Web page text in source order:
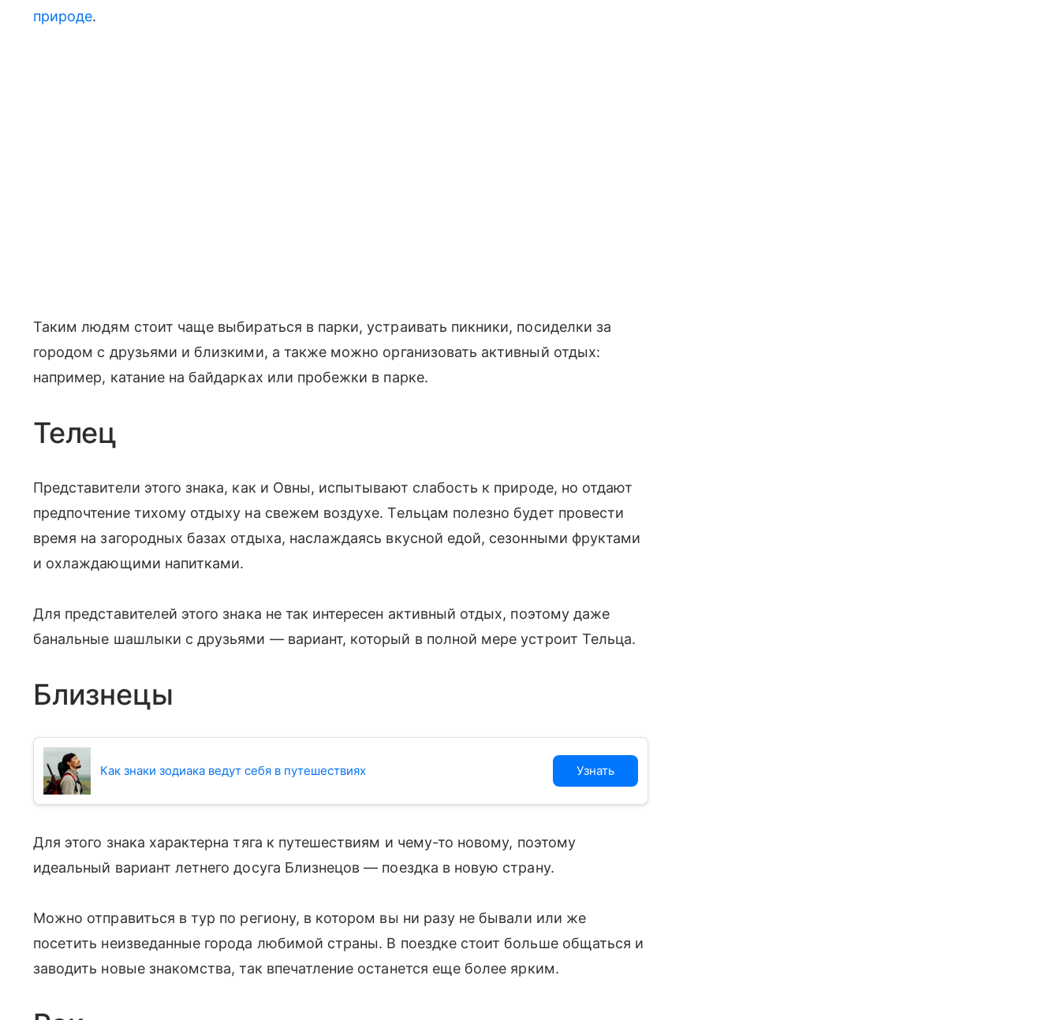
природе.
Таким людям стоит чаще выбираться в парки, устраивать пикники, посиделки за
городом с друзьями и близкими, а также можно организовать активный отдых:
например, катание на байдарках или пробежки в парке.
Телец
Представители этого знака, как и Овны, испытывают слабость к природе, но отдают
предпочтение тихому отдыху на свежем воздухе. Тельцам полезно будет провести
время на загородных базах отдыха, наслаждаясь вкусной едой, сезонными фруктами
и охлаждающими напитками.
Для представителей этого знака не так интересен активный отдых, поэтому даже
банальные шашлыки с друзьями — вариант, который в полной мере устроит Тельца.
Близнецы
Как знаки зодиака ведут себя в путешествиях Узнать
Для этого знака характерна тяга к путешествиям и чему-то новому, поэтому
идеальный вариант летнего досуга Близнецов — поездка в новую страну.
Можно отправиться в тур по региону, в котором вы ни разу не бывали или же
посетить неизведанные города любимой страны. В поездке стоит больше общаться и
заводить новые знакомства, так впечатление останется еще более ярким.